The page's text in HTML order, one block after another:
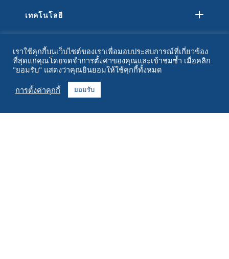
เทคโนโลยี
เกี่ยวกับ
คำถามที่พบบ่อย
ติดต่อ
เราใช้คุกกี้บนเว็บไซต์ของเราเพื่อมอบประสบการณ์ที่เกี่ยวข้อง
ที่สุดแก่คุณโดยจดจำการตั้งค่าของคุณและเข้าชมซ้ำ เมื่อคลิก
"ยอมรับ" แสดงว่าคุณยินยอมให้ใช้คุกกี้ทั้งหมด
การตั้งค่าคุกกี้
ยอมรับ